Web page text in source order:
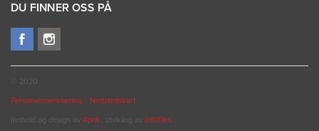
DU FINNER OSS PÅ
© 2020
Personvernerklæring Nettstedskart
Innhold og design av Aprill , utvikling av InfoTiles